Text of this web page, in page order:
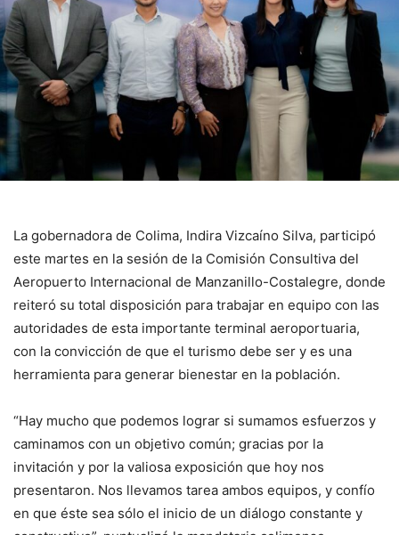
La gobernadora de Colima, Indira Vizcaíno Silva, participó
este martes en la sesión de la Comisión Consultiva del
Aeropuerto Internacional de Manzanillo-Costalegre, donde
reiteró su total disposición para trabajar en equipo con las
autoridades de esta importante terminal aeroportuaria,
con la convicción de que el turismo debe ser y es una
herramienta para generar bienestar en la población.
“Hay mucho que podemos lograr si sumamos esfuerzos y
caminamos con un objetivo común; gracias por la
invitación y por la valiosa exposición que hoy nos
presentaron. Nos llevamos tarea ambos equipos, y confío
en que éste sea sólo el inicio de un diálogo constante y